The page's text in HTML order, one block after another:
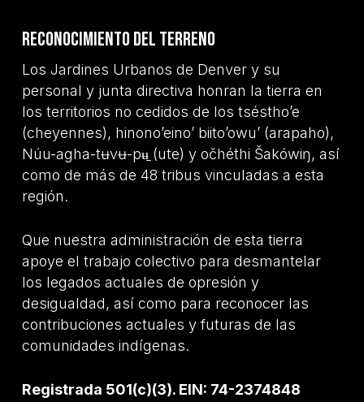
Reconocimiento del terreno
Los Jardines Urbanos de Denver y su
personal y junta directiva honran la tierra en
los territorios no cedidos de los tséstho’e
(cheyennes), hinono’eino’ biito’owu’ (arapaho),
Núu-agha-tʉvʉ-pʉ̱ (ute) y očhéthi Šakówiŋ, así
como de más de 48 tribus vinculadas a esta
región.
Que nuestra administración de esta tierra
apoye el trabajo colectivo para desmantelar
los legados actuales de opresión y
desigualdad, así como para reconocer las
contribuciones actuales y futuras de las
comunidades indígenas.
Registrada 501(c)(3). EIN: 74-2374848